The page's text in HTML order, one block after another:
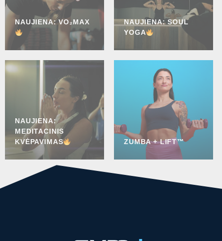
NAUJIENA: VO₂MAX
NAUJIENA:
MEDITACINIS
KVĖPAVIMAS
NAUJIENA: SOUL
YOGA
ZUMBA + LIFT™